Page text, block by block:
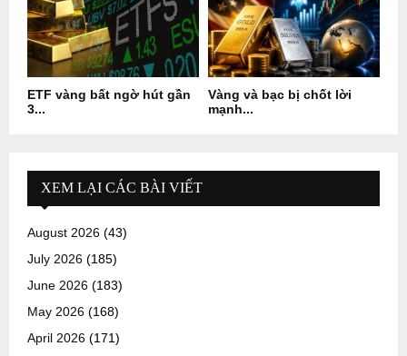
ETF vàng bất ngờ hút gần
3...
Vàng và bạc bị chốt lời
mạnh...
XEM LẠI CÁC BÀI VIẾT
August 2026 (43)
July 2026 (185)
June 2026 (183)
May 2026 (168)
April 2026 (171)